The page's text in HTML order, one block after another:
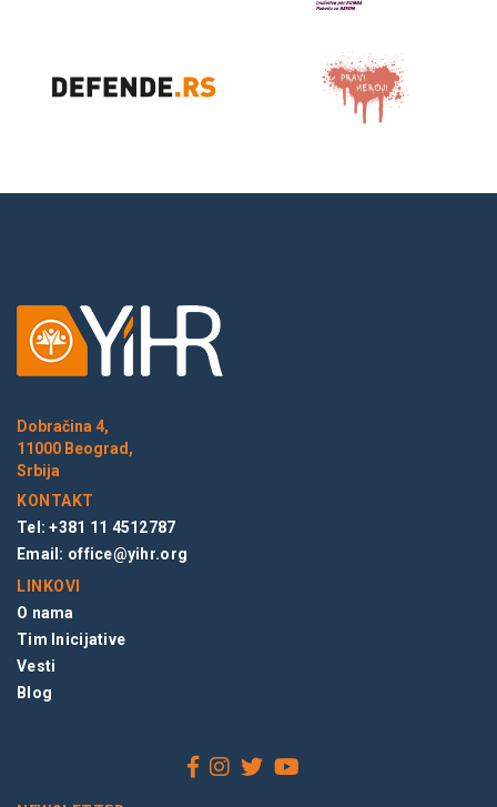
Dobračina 4,
11000 Beograd,
Srbija
KONTAKT
Tel: +381 11 4512787
Email: office@yihr.org
LINKOVI
O nama
Tim Inicijative
Vesti
Blog